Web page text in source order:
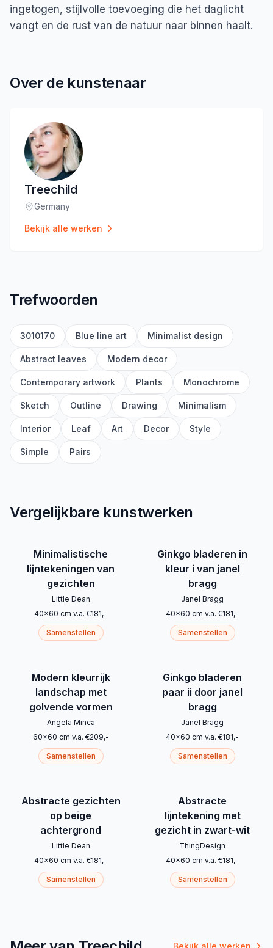
ingetogen, stijlvolle toevoeging die het daglicht
vangt en de rust van de natuur naar binnen haalt.
Over de kunstenaar
Treechild
Locatie:
Germany
Bekijk alle werken
Trefwoorden
3010170 Blue line art Minimalist design
Abstract leaves Modern decor
Contemporary artwork Plants Monochrome
Sketch Outline Drawing Minimalism
Interior Leaf Art Decor Style
Simple Pairs
Vergelijkbare kunstwerken
Minimalistische
lijntekeningen van
gezichten
Little Dean
40x60 cm v.a. €181,-
Samenstellen
Ginkgo bladeren in
kleur i van janel
bragg
Janel Bragg
40x60 cm v.a. €181,-
Samenstellen
Modern kleurrijk
landschap met
golvende vormen
Angela Minca
60x60 cm v.a. €209,-
Samenstellen
Ginkgo bladeren
paar ii door janel
bragg
Janel Bragg
40x60 cm v.a. €181,-
Samenstellen
Abstracte gezichten
op beige
achtergrond
Little Dean
40x60 cm v.a. €181,-
Samenstellen
Abstracte
lijntekening met
gezicht in zwart-wit
ThingDesign
40x60 cm v.a. €181,-
Samenstellen
Bekijk alle werken